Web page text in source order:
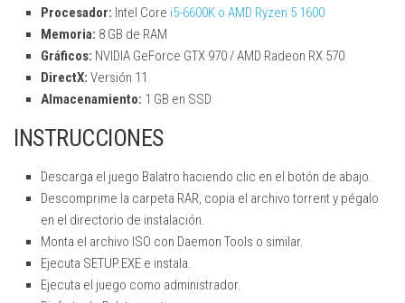
Procesador: Intel Core i5-6600K o AMD Ryzen 5 1600
Memoria: 8 GB de RAM
Gráficos: NVIDIA GeForce GTX 970 / AMD Radeon RX 570
DirectX: Versión 11
Almacenamiento: 1 GB en SSD
INSTRUCCIONES
Descarga el juego Balatro haciendo clic en el botón de abajo.
Descomprime la carpeta RAR, copia el archivo torrent y pégalo
en el directorio de instalación.
Monta el archivo ISO con Daemon Tools o similar.
Ejecuta SETUP.EXE e instala.
Ejecuta el juego como administrador.